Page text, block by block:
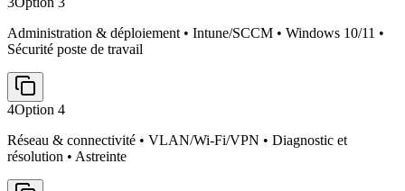
Administration & déploiement • Intune/SCCM • Windows 10/11 •
Sécurité poste de travail
4Option 4
Réseau & connectivité • VLAN/Wi‑Fi/VPN • Diagnostic et
résolution • Astreinte